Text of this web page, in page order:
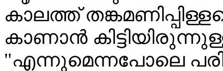
കാലത്ത്
കാണാൻ
"എന്നുമെന്നപോലെ